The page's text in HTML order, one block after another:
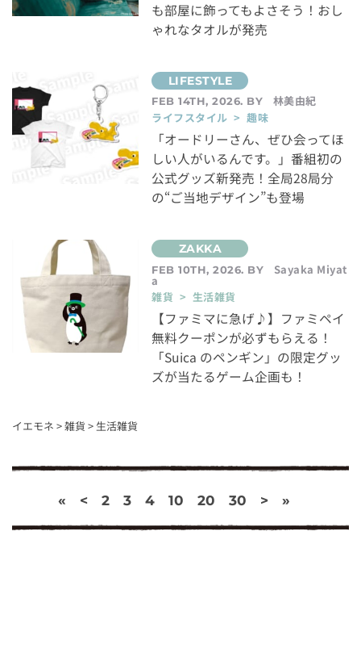
も部屋に飾ってもよさそう！おし
ゃれなタオルが発売
FEB 14TH, 2026. BY
林美由紀
ライフスタイル > 趣味
「オードリーさん、ぜひ会ってほ
しい人がいるんです。」番組初の
公式グッズ新発売！全局28局分
の“ご当地デザイン”も登場
FEB 10TH, 2026. BY Sayaka Miyat
a
雑貨 > 生活雑貨
【ファミマに急げ♪】ファミペイ
無料クーポンが必ずもらえる！
「Suica のペンギン」の限定グッ
ズが当たるゲーム企画も！
イエモネ >雑貨 > 生活雑貨
« < 2 3 4 10 20 30 > »